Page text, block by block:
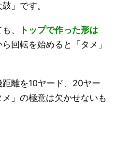
」です。
、
トップで作った形は
回転を始めると「タメ」
離を10ヤード、20ヤー
」の極意は欠かせないも